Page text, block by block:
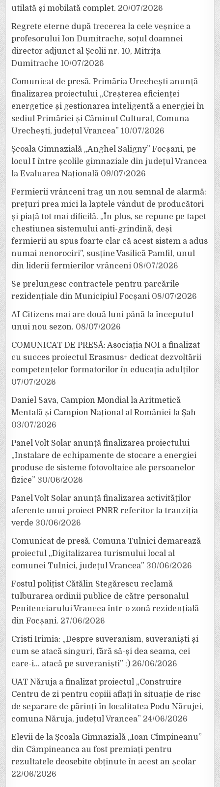
utilată și mobilată complet. 20/07/2026
Regrete eterne după trecerea la cele veșnice a
profesorului Ion Dumitrache, soțul doamnei
director adjunct al Școlii nr. 10, Mitrița
Dumitrache 10/07/2026
Comunicat de presă. Primăria Urechești anunță
finalizarea proiectului „Creșterea eficienței
energetice și gestionarea inteligentă a energiei în
sediul Primăriei și Căminul Cultural, Comuna
Urechești, județul Vrancea” 10/07/2026
Școala Gimnazială „Anghel Saligny” Focșani, pe
locul I între școlile gimnaziale din județul Vrancea
la Evaluarea Națională 09/07/2026
Fermierii vrânceni trag un nou semnal de alarmă:
prețuri prea mici la laptele vândut de producători
și piață tot mai dificilă. „În plus, se repune pe tapet
chestiunea sistemului anti-grindină, deși
fermierii au spus foarte clar că acest sistem a adus
numai nenorociri”, susține Vasilică Pamfil, unul
din liderii fermierilor vrânceni 08/07/2026
Se prelungesc contractele pentru parcările
rezidențiale din Municipiul Focșani 08/07/2026
AI Citizens mai are două luni până la începutul
unui nou sezon. 08/07/2026
COMUNICAT DE PRESĂ: Asociația NOI a finalizat
cu succes proiectul Erasmus+ dedicat dezvoltării
competențelor formatorilor în educația adulților
07/07/2026
Daniel Sava, Campion Mondial la Aritmetică
Mentală și Campion Național al României la Șah
03/07/2026
Panel Volt Solar anunță finalizarea proiectului
„Instalare de echipamente de stocare a energiei
produse de sisteme fotovoltaice ale persoanelor
fizice” 30/06/2026
Panel Volt Solar anunță finalizarea activităților
aferente unui proiect PNRR referitor la tranziția
verde 30/06/2026
Comunicat de presă. Comuna Tulnici demarează
proiectul „Digitalizarea turismului local al
comunei Tulnici, județul Vrancea” 30/06/2026
Fostul polițist Cătălin Stegărescu reclamă
tulburarea ordinii publice de către personalul
Penitenciarului Vrancea într-o zonă rezidențială
din Focșani. 27/06/2026
Cristi Irimia: „Despre suveranism, suveraniști și
cum se atacă singuri, fără să-și dea seama, cei
care-i… atacă pe suveraniști” :) 26/06/2026
UAT Năruja a finalizat proiectul „Construire
Centru de zi pentru copiii aflați în situație de risc
de separare de părinți în localitatea Podu Nărujei,
comuna Năruja, județul Vrancea” 24/06/2026
Elevii de la Școala Gimnazială „Ioan Cîmpineanu”
din Câmpineanca au fost premiați pentru
rezultatele deosebite obținute în acest an școlar
22/06/2026